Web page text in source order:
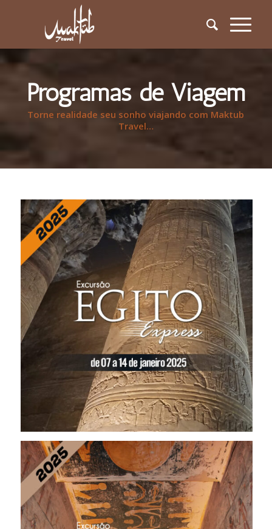
Programas de Viagem
Torne realidade seu sonho viajando com Maktub
Travel…